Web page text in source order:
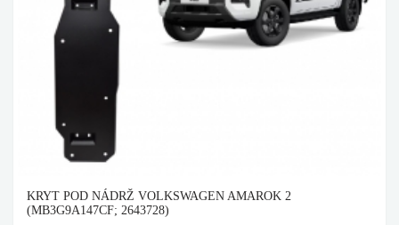
KRYT POD NÁDRŽ VOLKSWAGEN AMAROK 2
(MB3G9A147CF; 2643728)